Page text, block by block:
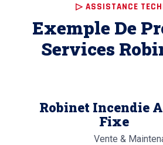
▷ ASSISTANCE
Exemple De
Services
Robinet Incendie
Fixe
Vente &